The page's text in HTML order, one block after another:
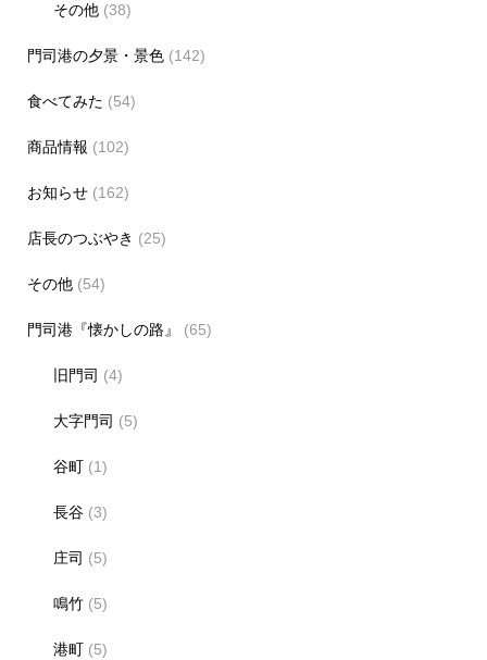
その他 (38)
門司港の夕景・景色(142)
食べてみた (54)
商品情報 (102)
お知らせ(162)
店長のつぶやき (25)
その他(54)
門司港『懐かしの路』 (65)
旧門司 (4)
大字門司 (5)
谷町 (1)
長谷 (3)
庄司 (5)
鳴竹 (5)
港町 (5)